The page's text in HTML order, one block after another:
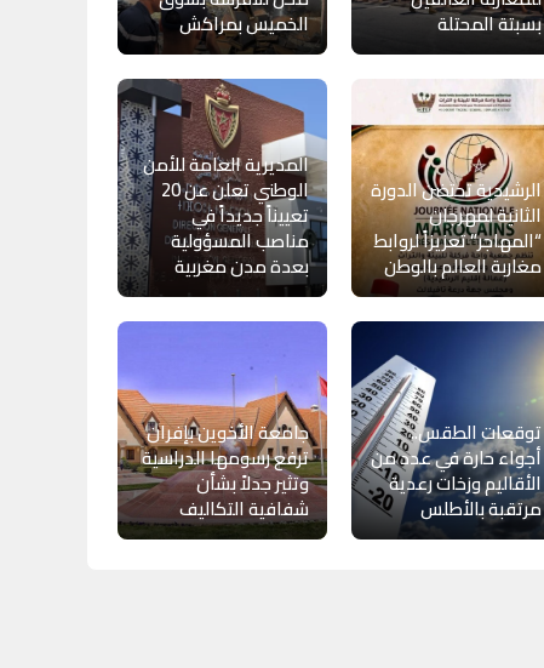
بسبتة المحتلة الخميس بمراكش
الرشيدية تحتضن الدورة
الثانية لمهرجان
“المهاجر” تعزيزاً لروابط
مغاربة العالم بالوطن
المديرية العامة للأمن
الوطني تعلن عن 20
تعييناً جديداً في
مناصب المسؤولية
بعدة مدن مغربية
توقعات الطقس..
أجواء حارة في عدد من
الأقاليم وزخات رعدية
مرتقبة بالأطلس
جامعة الأخوين بإفران
ترفع رسومها الدراسية
وتثير جدلاً بشأن
شفافية التكاليف